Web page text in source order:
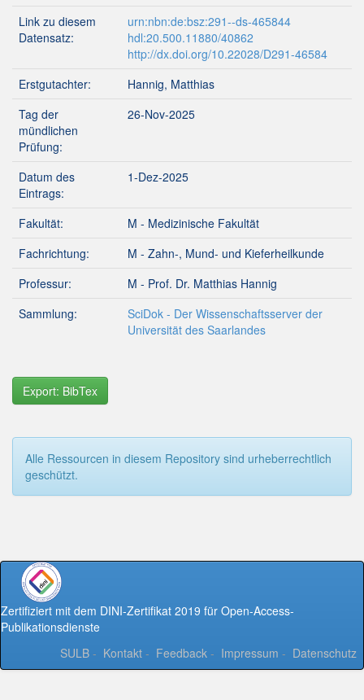
Link zu diesem
Datensatz:
urn:nbn:de:bsz:291--ds-465844
hdl:20.500.11880/40862
http://dx.doi.org/10.22028/D291-46584
Erstgutachter:
Hannig, Matthias
Tag der
mündlichen
Prüfung:
26-Nov-2025
Datum des
Eintrags:
1-Dez-2025
Fakultät:
M - Medizinische Fakultät
Fachrichtung:
M - Zahn-, Mund- und Kieferheilkunde
Professur:
M - Prof. Dr. Matthias Hannig
Sammlung:
SciDok - Der Wissenschaftsserver der
Universität des Saarlandes
Export: BibTex
Alle Ressourcen in diesem Repository sind urheberrechtlich
geschützt.
Zertifiziert mit dem DINI-Zertifikat 2019 für Open-Access-
Publikationsdienste
SULB - Kontakt - Feedback - Impressum - Datenschutz